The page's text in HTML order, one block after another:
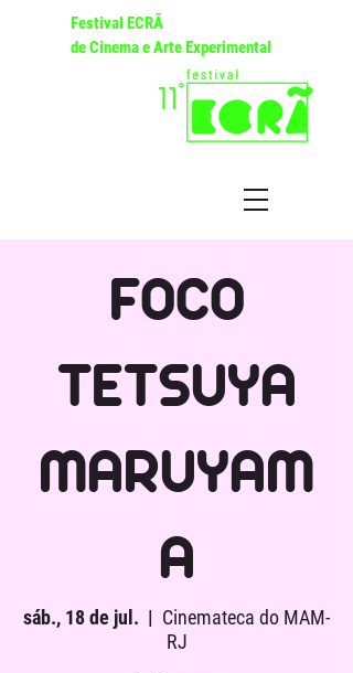
Festival ECRÃ
de Cinema e Arte Experimental
FOCO
TETSUYA
MARUYAM
A
sáb., 18 de jul.
  |
Cinemateca do MAM-
RJ